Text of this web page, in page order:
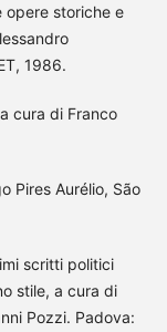
opere storiche e
1986.
a cura di Franco
Pires Aurélio, São
scritti politici
stile, a cura di
Pozzi. Padova: